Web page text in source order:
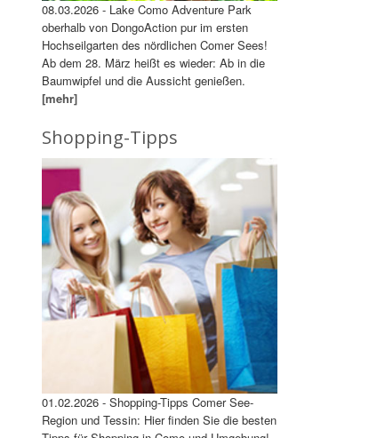
08.03.2026 - Lake Como Adventure Park
oberhalb von DongoAction pur im ersten
Hochseilgarten des nördlichen Comer Sees!
Ab dem 28. März heißt es wieder: Ab in die
Baumwipfel und die Aussicht genießen.
[mehr]
Shopping-Tipps
01.02.2026 - Shopping-Tipps Comer See-
Region und Tessin: Hier finden Sie die besten